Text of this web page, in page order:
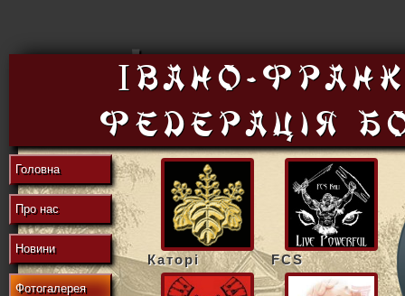
東
の
地
Івано-
федерацiя
Головна
Про нас
Новини
Фотогалерея
Каторі FCS